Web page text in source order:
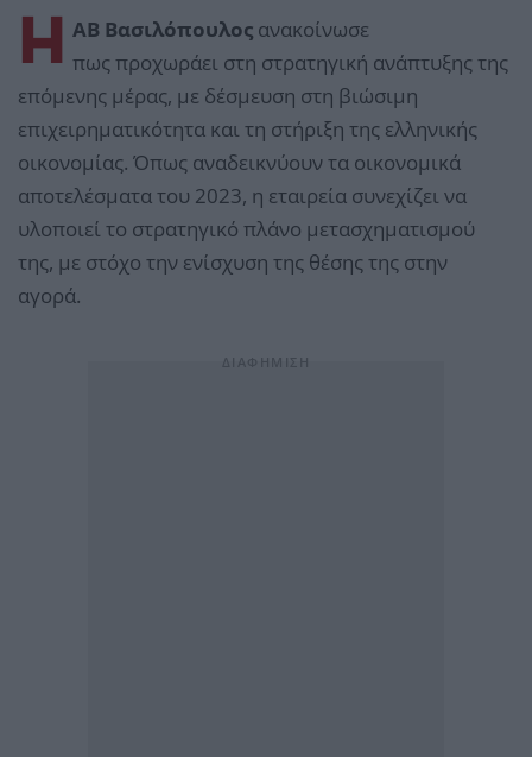
Η ΑΒ Βασιλόπουλος ανακοίνωσε
πως προχωράει στη στρατηγική ανάπτυξης της
επόμενης μέρας, με δέσμευση στη βιώσιμη
επιχειρηματικότητα και τη στήριξη της ελληνικής
οικονομίας. Όπως αναδεικνύουν τα οικονομικά
αποτελέσματα του 2023, η εταιρεία συνεχίζει να
υλοποιεί το στρατηγικό πλάνο μετασχηματισμού
της, με στόχο την ενίσχυση της θέσης της στην
αγορά.